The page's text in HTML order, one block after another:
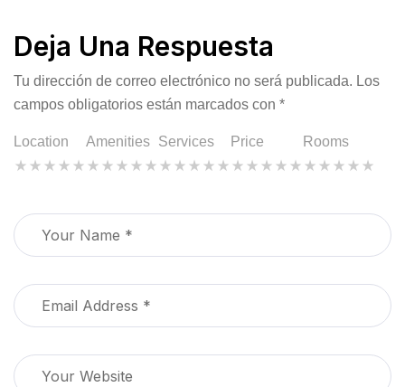
Deja Una Respuesta
Tu dirección de correo electrónico no será publicada. Los
campos obligatorios están marcados con *
Location Amenities Services Price Rooms